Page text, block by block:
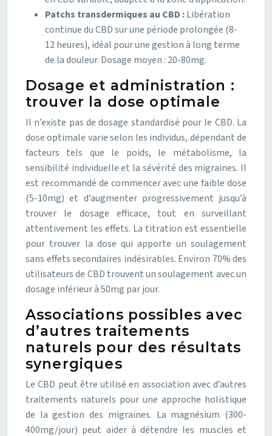
Patchs transdermiques au CBD :Libération
continue du CBD sur une période prolongée (8-
12 heures), idéal pour une gestion à long terme
de la douleur. Dosage moyen : 20-80mg.
Dosage et administration :
trouver la dose optimale
Il n’existe pas de dosage standardisé pour le CBD. La
dose optimale varie selon les individus, dépendant de
facteurs tels que le poids, le métabolisme, la
sensibilité individuelle et la sévérité des migraines. Il
est recommandé de commencer avec une faible dose
(5-10mg) et d’augmenter progressivement jusqu’à
trouver le dosage efficace, tout en surveillant
attentivement les effets. La titration est essentielle
pour trouver la dose qui apporte un soulagement
sans effets secondaires indésirables. Environ 70% des
utilisateurs de CBD trouvent un soulagement avec un
dosage inférieur à 50mg par jour.
Associations possibles avec
d’autres traitements
naturels pour des résultats
synergiques
Le CBD peut être utilisé en association avec d’autres
traitements naturels pour une approche holistique
de la gestion des migraines. La magnésium (300-
400mg/jour) peut aider à détendre les muscles et